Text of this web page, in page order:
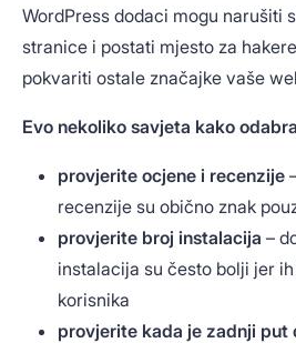
WordPress dodaci mogu narušiti
stranice i postati mjesto za
pokvariti ostale značajke vaše
Evo nekoliko savjeta kako
provjerite ocjene i recenzije
recenzije su obično znak
provjerite broj instalacija –
instalacija su često bolji jer
korisnika
provjerite kada je zadnji put